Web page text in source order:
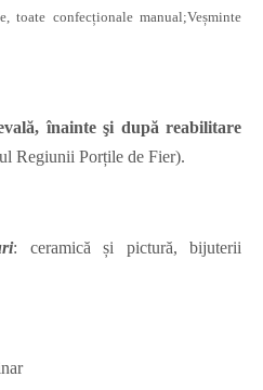
confecționale manual;Veșminte
înainte şi după reabilitare
Regiunii Porțile de Fier).
: ceramică și pictură, bijuterii